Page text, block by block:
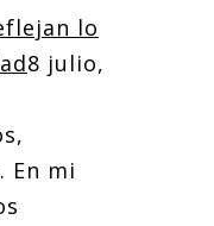
lo
8 julio,
En mi